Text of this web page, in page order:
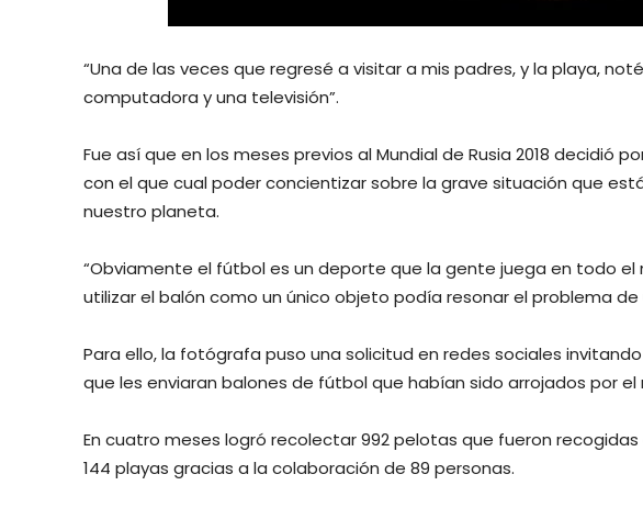
“Una de las veces que regresé a visitar a mis padres, y la playa,
computadora y una televisión”.
Fue así que en los meses previos al Mundial de Rusia 2018 decidió
con el que cual poder concientizar sobre la grave situación que
nuestro planeta.
“Obviamente el fútbol es un deporte que la gente juega en todo
utilizar el balón como un único objeto podía resonar el problema de
Para ello, la fotógrafa puso una solicitud en redes sociales
que les enviaran balones de fútbol que habían sido arrojados por el
En cuatro meses logró recolectar 992 pelotas que fueron
144 playas gracias a la colaboración de 89 personas.